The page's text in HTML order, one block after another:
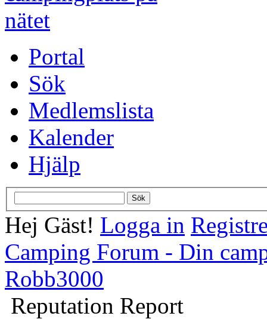
Portal
Sök
Medlemslista
Kalender
Hjälp
Hej Gäst! Logga in
Camping Forum - Din
Robb3000
Reputation Report